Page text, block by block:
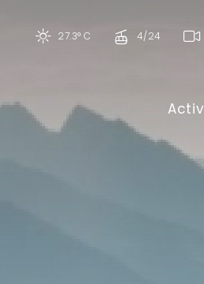
27.3° C 4/24